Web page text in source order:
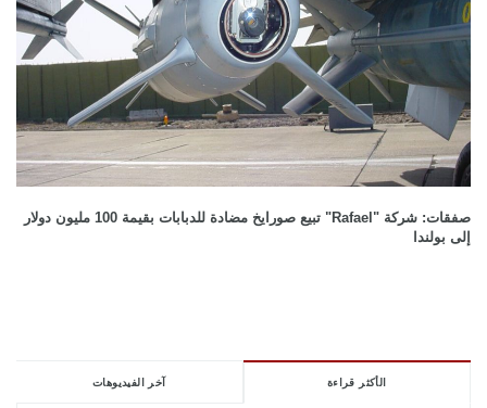
صفقات: شركة "Rafael" تبيع صورايخ مضادة للدبابات بقيمة 100 مليون دولار
إلى بولندا
الأكثر قراءة آخر الفيديوهات